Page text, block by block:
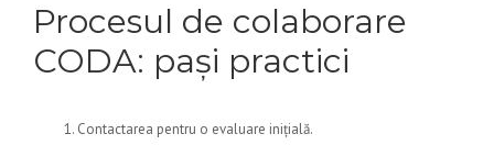
Procesul de colaborare
CODA: pași practici
Contactarea pentru o evaluare inițială.